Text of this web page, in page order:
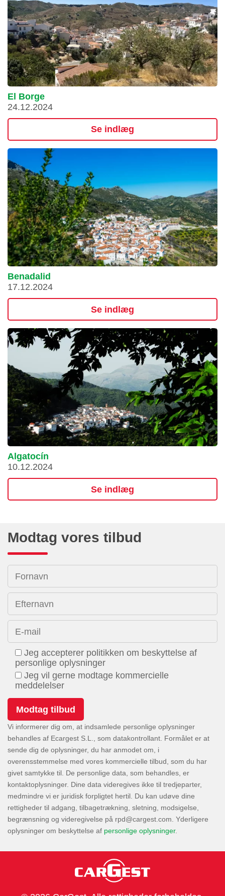
El Borge
24.12.2024
Se indlæg
Benadalid
17.12.2024
Se indlæg
Algatocín
10.12.2024
Se indlæg
Modtag vores tilbud
Fornavn
Efternavn
E-mail
Jeg accepterer politikken om beskyttelse af
personlige oplysninger
Jeg vil gerne modtage kommercielle
meddelelser
Vi informerer dig om, at indsamlede personlige oplysninger
behandles af Ecargest S.L., som datakontrollant. Formålet er at
sende dig de oplysninger, du har anmodet om, i
overensstemmelse med vores kommercielle tilbud, som du har
givet samtykke til. De personlige data, som behandles, er
kontaktoplysninger. Dine data videregives ikke til tredjeparter,
medmindre vi er juridisk forpligtet hertil. Du kan udøve dine
rettigheder til adgang, tilbagetrækning, sletning, modsigelse,
begrænsning og videregivelse på
. Yderligere
oplysninger om beskyttelse af personlige oplysninger.